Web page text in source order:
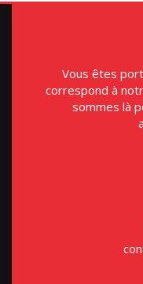
Vous êtes
correspond à
sommes là